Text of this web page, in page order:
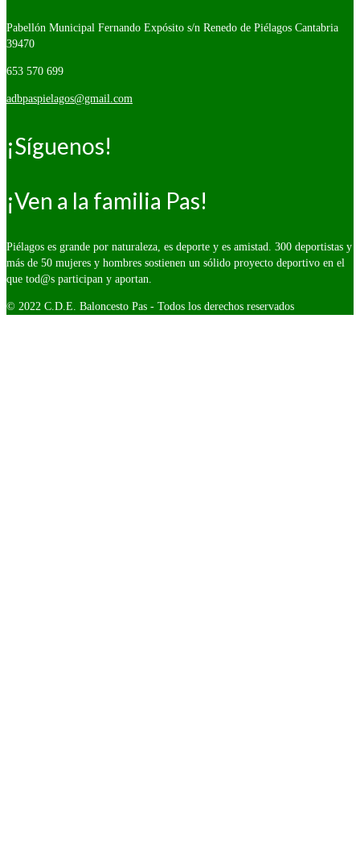
Pabellón Municipal Fernando Expósito s/n Renedo de Piélagos Cantabria
39470
653 570 699
adbpaspielagos@gmail.com
¡Síguenos!
¡Ven a la familia Pas!
Piélagos es grande por naturaleza, es deporte y es amistad. 300 deportistas y
más de 50 mujeres y hombres sostienen un sólido proyecto deportivo en el
que tod@s participan y aportan.
© 2022 C.D.E. Baloncesto Pas - Todos los derechos reservados